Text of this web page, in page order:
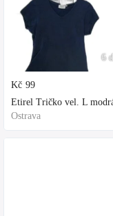
6
Kč 99
Etirel Tričko vel. L
Ostrava